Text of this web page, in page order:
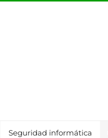
Seguridad informática